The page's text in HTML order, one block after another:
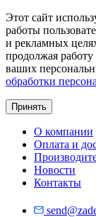
Этот сайт
работы
и рекламных
продолжая
ваших
обработки
Принять
О компании
Оплата и
Новости
Контакты